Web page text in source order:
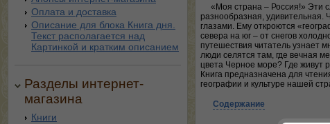
Оплата и доставка
Описание для блока Книга дня.
Текст располагается над
Картинкой и кратким описанием
Разделы интернет-
магазина
Книги
«Моя страна – Россия!» Эти
разнообразная, удивительная.
глазами. Ему откроются
севера на юг – от снегов
путешествия читатель узнает
люди селятся там, где вечная
цвета Черное море? Где живут
Книга предназначена для
географии и культуре нашей
Содержание